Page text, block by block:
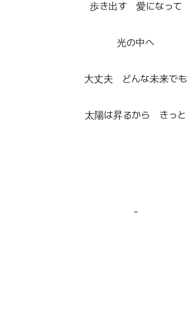
歩き出す 愛になって
光の中へ
大丈夫 どんな未来でも
太陽は昇るから きっと
-